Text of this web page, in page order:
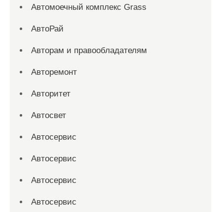
Автомоечный комплекс Grass
АвтоРай
Авторам и правообладателям
Авторемонт
Авторитет
Автосвет
Автосервис
Автосервис
Автосервис
Автосервис